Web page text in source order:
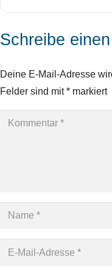
Schreibe
Deine E-Mail-Adresse
Felder sind mit* markiert